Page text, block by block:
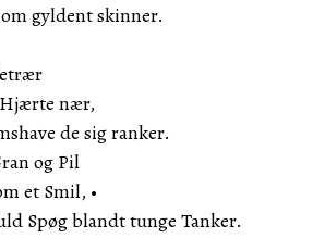
gyldent skinner.
nær,
de sig ranker.
og Pil
et Smil, •
Spøg blandt tunge Tanker.